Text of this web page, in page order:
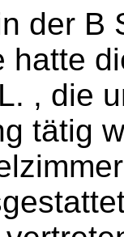
der B
hatte
, die
tätig